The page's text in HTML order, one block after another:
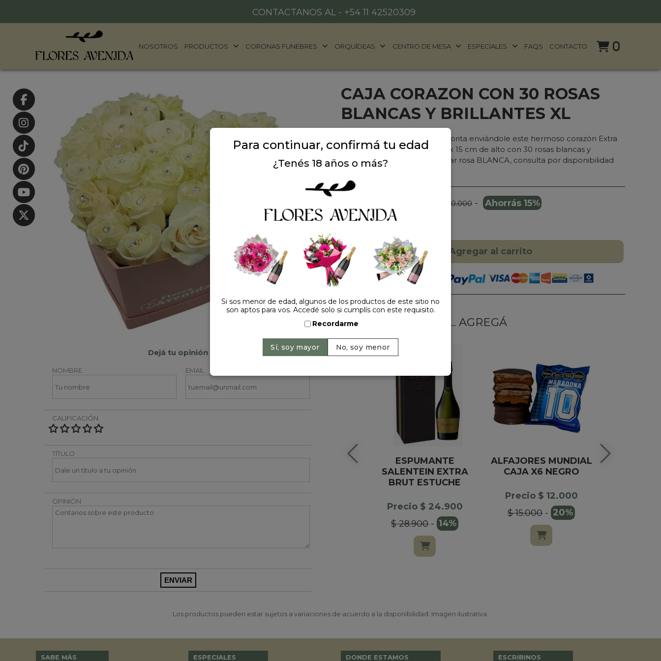
CONTACTANOS AL - +54 11 42520309
NOSOTROS PRODUCTOS CORONAS FUNEBRES ORQUÍDEAS CENTRO DE MESA ESPECIALES FAQS CONTACTO 0
Dejá tu opinión
NOMBRE EMAIL
CALIFICACIÓN
TÍTULO
OPINIÓN
CAJA CORAZON CON 30 ROSAS
BLANCAS Y BRILLANTES XL
Ilumínale el día a persona favorita enviándole este hermoso corazón Extra
Large de 32 cm de diámetro x 15 cm de alto con 30 rosas blancas y
brillantes. Color standard de lar rosa BLANCA, consulta por disponibilidad
$ 390.000 - Ahorrás 15%
Cantidad:
Agregar al carrito
HACELO ESPECIAL... AGREGÁ
ESPUMANTE
SALENTEIN EXTRA
BRUT ESTUCHE
Precio $ 24.900
$ 28.900-14%
ALFAJORES MUNDIAL
CAJA X6 NEGRO
Precio $ 12.000
$ 15.000- 20%
Los productos pueden estar sujetos a variaciones de acuerdo a la disponibilidad. Imagen ilustrativa.
SABE MÁS ESPECIALES DONDE ESTAMOS ESCRIBINOS
Para continuar, confirmá tu edad
¿Tenés 18 años o más?
Si sos menor de edad, algunos de los productos de este sitio no
son aptos para vos. Accedé solo si cumplís con este requisito.
Recordarme